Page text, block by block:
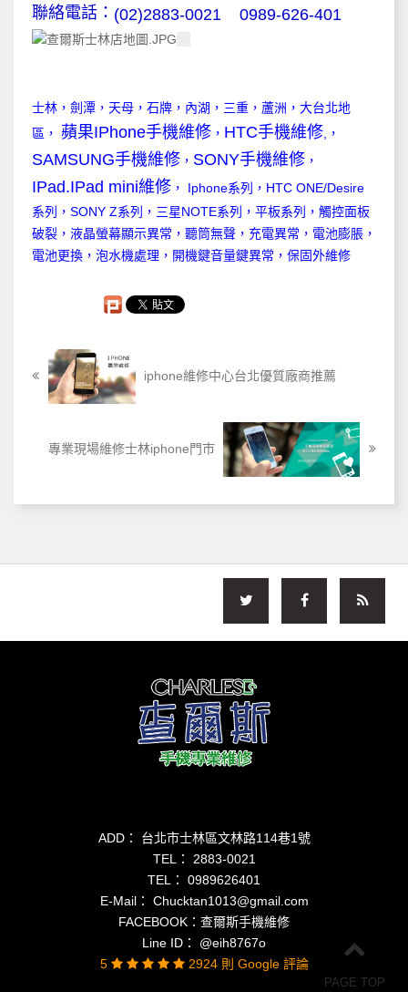
聯絡電話： (02)2883-0021 0989-626-401
士林，劍潭，天母，石牌，內湖，三重，蘆洲，大台北地
區， 蘋果IPhone手機維修 ， HTC手機維修 ,，
SAMSUNG手機維修 ， SONY手機維修 ，
IPad.IPad mini維修 ， Iphone系列，HTC ONE/Desire
系列，SONY Z系列，三星NOTE系列，平板系列，觸控面板
破裂，液晶螢幕顯示異常，聽筒無聲，充電異常，電池膨脹，
電池更換，泡水機處理，開機鍵音量鍵異常，保固外維修
iphone維修中心台北優質廠商推薦
專業現場維修士林iphone門市
PAGE TOP
ADD： 台北市士林區文林路114巷1號
TEL：
2883-0021
TEL：
0989626401
E-Mail：
Chucktan1013@gmail.com
FACEBOOK： 查爾斯手機維修
Line ID：
@eih8767o
5
2924 則 Google 評論